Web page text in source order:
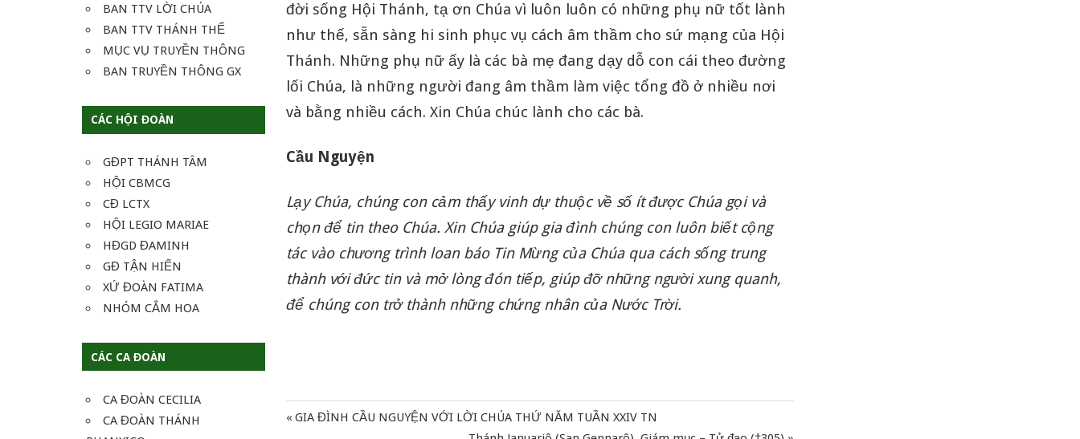
BAN TTV LỜI CHÚA
BAN TTV THÁNH THỂ
MỤC VỤ TRUYỀN THÔNG
BAN TRUYỀN THÔNG GX
CÁC HỘI ĐOÀN
GĐPT THÁNH TÂM
HỘI CBMCG
CĐ LCTX
HỘI LEGIO MARIAE
HĐGD ĐAMINH
GĐ TẬN HIẾN
XỨ ĐOÀN FATIMA
NHÓM CẮM HOA
CÁC CA ĐOÀN
CA ĐOÀN CECILIA
CA ĐOÀN THÁNH
đời sống Hội Thánh, tạ ơn Chúa vì luôn luôn có những phụ nữ tốt lành
như thế, sẵn sàng hi sinh phục vụ cách âm thầm cho sứ mạng của Hội
Thánh. Những phụ nữ ấy là các bà mẹ đang dạy dỗ con cái theo đường
lối Chúa, là những người đang âm thầm làm việc tổng đồ ở nhiều nơi
và bằng nhiều cách. Xin Chúa chúc lành cho các bà.
Cầu Nguyện
Lạy Chúa, chúng con cảm thấy vinh dự thuộc về số ít được Chúa gọi và
chọn để tin theo Chúa. Xin Chúa giúp gia đình chúng con luôn biết cộng
tác vào chương trình loan báo Tin Mừng của Chúa qua cách sống trung
thành với đức tin và mở lòng đón tiếp, giúp đỡ những người xung quanh,
để chúng con trở thành những chứng nhân của Nước Trời.
Điều
Previous
GIA ĐÌNH CẦU NGUYỆN VỚI LỜI CHÚA THỨ NĂM TUẦN XXIV TN